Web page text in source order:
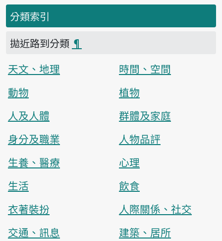
分類索引
拋近路到分類 ¶
天文、地理
時間、空間
動物
植物
人及人體
群體及家庭
身分及職業
人物品評
生養、醫療
心理
生活
飲食
衣著裝扮
人際關係、社交
交通、訊息
建築、居所